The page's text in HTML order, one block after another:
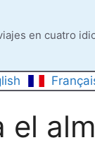
en cuatro
el